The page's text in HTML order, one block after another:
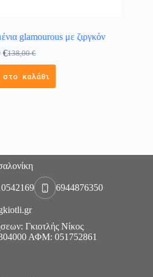
glamourous με ζιργκόν
138,00€
€
καλάθι
6944876350
Γκιοτλής Νίκος
ΑΦΜ: 051752861